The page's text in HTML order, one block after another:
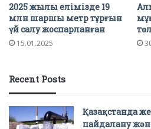
2025 жылы елімізде 19
млн шаршы метр тұрғын
үй салу жоспарланған
15.01.2025
Recent Posts
Қазақстанда
пайдалану